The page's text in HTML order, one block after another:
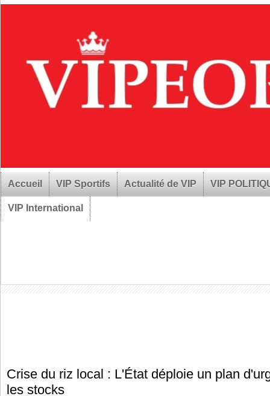
Accueil VIP Sportifs Actualité de VIP VIP
VIP International
Crise du riz local : L'État déploie un plan
les stocks